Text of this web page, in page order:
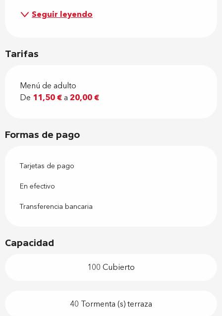
Seguir leyendo
Tarifas
Menú de adulto
De 11,50 €a 20,00 €
Formas de pago
Tarjetas de pago
En efectivo
Transferencia bancaria
Capacidad
100 Cubierto
40 Tormenta (s) terraza